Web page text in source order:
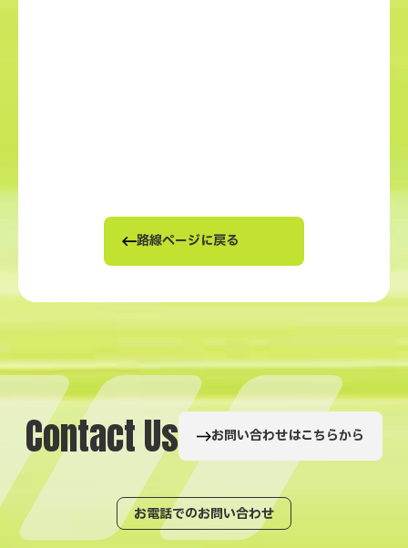
路線ページに戻る
ContactUs お問い合わせはこちらから
お電話でのお問い合わせ